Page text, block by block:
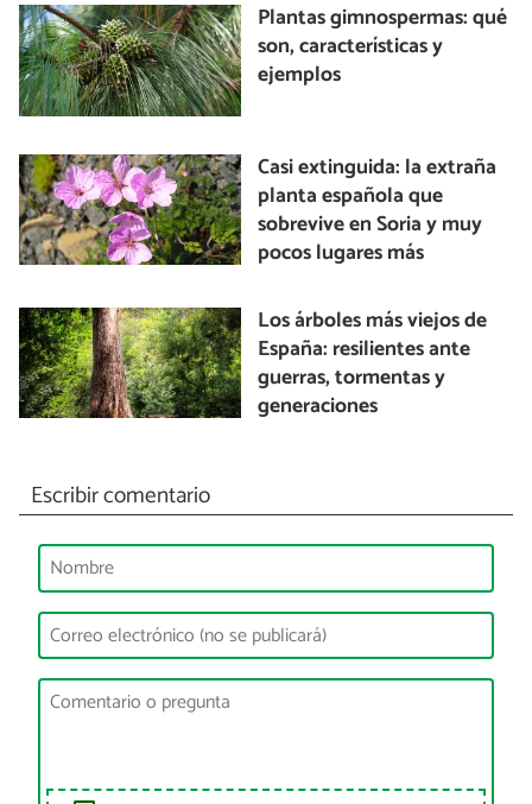
Plantas gimnospermas: qué
son, características y
ejemplos
Casi extinguida: la extraña
planta española que
sobrevive en Soria y muy
pocos lugares más
Los árboles más viejos de
España: resilientes ante
guerras, tormentas y
generaciones
Escribir comentario